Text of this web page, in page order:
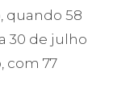
quando 58
30 de julho
com 77